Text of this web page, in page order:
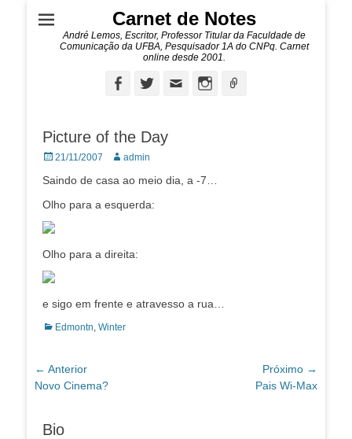
Carnet de Notes
André Lemos, Escritor, Professor Titular da Faculdade de
Comunicação da UFBA, Pesquisador 1A do CNPq. Carnet
online desde 2001.
FacebookTwitterEmail Instagram
Picture of the Day
Posted
21/11/2007 Autor:admin
Saindo de casa ao meio dia, a -7…
Olho para a esquerda:
Olho para a direita:
e sigo em frente e atravesso a rua…
Categorias:
Edmontn, Winter
Navegação
de
← Anterior
Post
Novo Cinema?
Próximo →
Pais Wi-Max
Bio